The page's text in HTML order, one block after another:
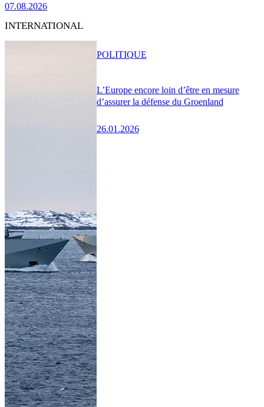
07.08.2026
INTERNATIONAL
L’Europe encore loin d’être en mesure
d’assurer la défense du Groenland
26.01.2026
POLITIQUE